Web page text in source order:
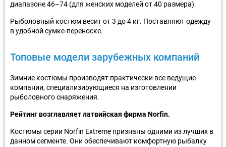
диапазоне 46–74 (для женских моделей от 40 размера).
Рыболовный костюм весит от 3 до 4 кг. Поставляют одежду
в удобной сумке-переноске.
Топовые модели зарубежных компаний
Зимние костюмы производят практически все ведущие
компании, специализирующиеся на изготовлении
рыболовного снаряжения.
Рейтинг возглавляет латвийская фирма Norfin.
Костюмы серии Norfin Extreme признаны одними из лучших в
данном сегменте. Они обеспечивают комфортную рыбалку